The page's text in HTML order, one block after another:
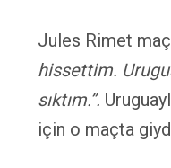
Jules Rimet
hissettim.
sıktım.”.
için o maçta